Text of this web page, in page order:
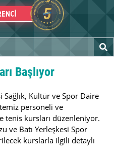
Başlıyor
Kültür ve Spor Daire
personeli ve
tenis kursları düzenleniyor.
ve Batı Yerleşkesi Spor
kurslarla ilgili detaylı